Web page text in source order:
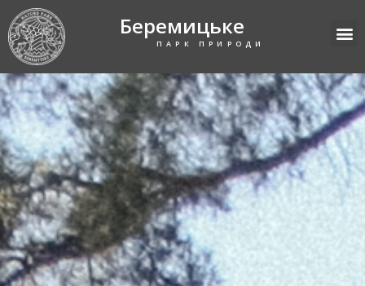
Беремицьке
ПАРК ПРИРОДИ